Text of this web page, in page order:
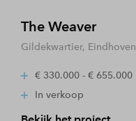
The Weaver
Gildekwartier, Eindhoven
€ 330.000 - € 655.000
In verkoop